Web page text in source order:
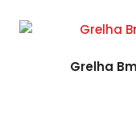
Grelha